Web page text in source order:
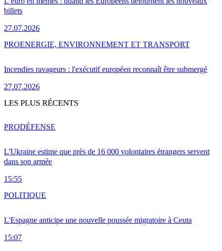
billets
27.07.2026
Incendies ravageurs : l'exécutif européen reconnaît être submergé
27.07.2026
PROENERGIE, ENVIRONNEMENT ET TRANSPORT
LES PLUS RÉCENTS
L'Ukraine estime que près de 16 000 volontaires étrangers servent
dans son armée
15:55
PRODÉFENSE
L'Espagne anticipe une nouvelle poussée migratoire à Ceuta
15:07
POLITIQUE